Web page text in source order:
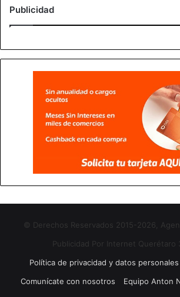
Publicidad
© Derechos Reservados 2015-2026,
Publicidad Por Internet Querétaro
Política de privacidad y datos personales
Comunícate con nosotros
Equipo Anton